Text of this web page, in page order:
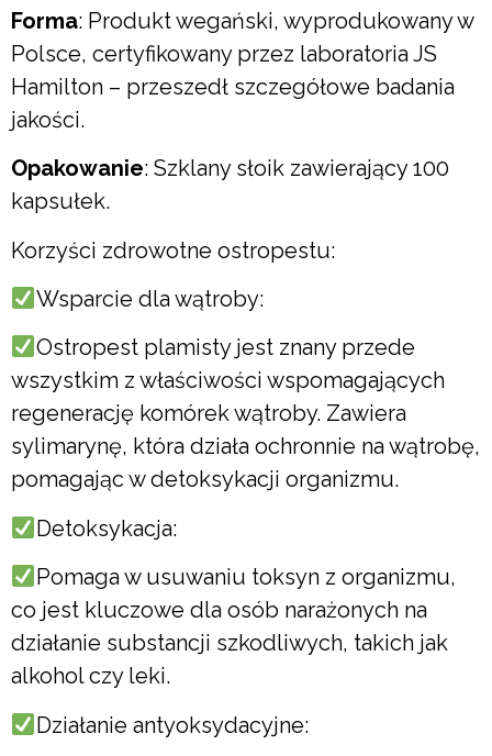
Forma: Produkt wegański, wyprodukowany w
Polsce, certyfikowany przez laboratoria JS
Hamilton – przeszedł szczegółowe badania
jakości.
Opakowanie: Szklany słoik zawierający 100
kapsułek.
Korzyści zdrowotne ostropestu:
Wsparcie dla wątroby:
Ostropest plamisty jest znany przede
wszystkim z właściwości wspomagających
regenerację komórek wątroby. Zawiera
sylimarynę, która działa ochronnie na wątrobę,
pomagając w detoksykacji organizmu.
Detoksykacja:
Pomaga w usuwaniu toksyn z organizmu,
co jest kluczowe dla osób narażonych na
działanie substancji szkodliwych, takich jak
alkohol czy leki.
Działanie antyoksydacyjne: